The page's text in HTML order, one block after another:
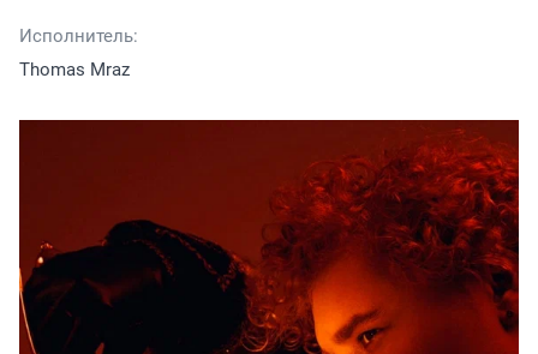
Исполнитель:
Thomas Mraz